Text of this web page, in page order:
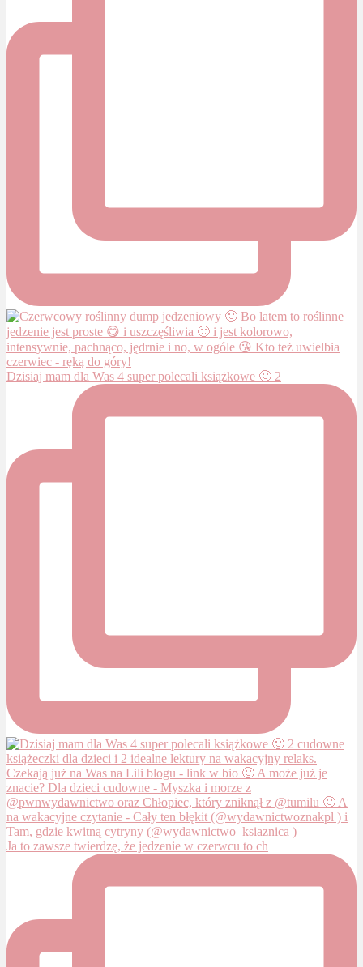
Dzisiaj mam dla Was 4 super polecali książkowe 🙂 2
Ja to zawsze twierdzę, że jedzenie w czerwcu to ch